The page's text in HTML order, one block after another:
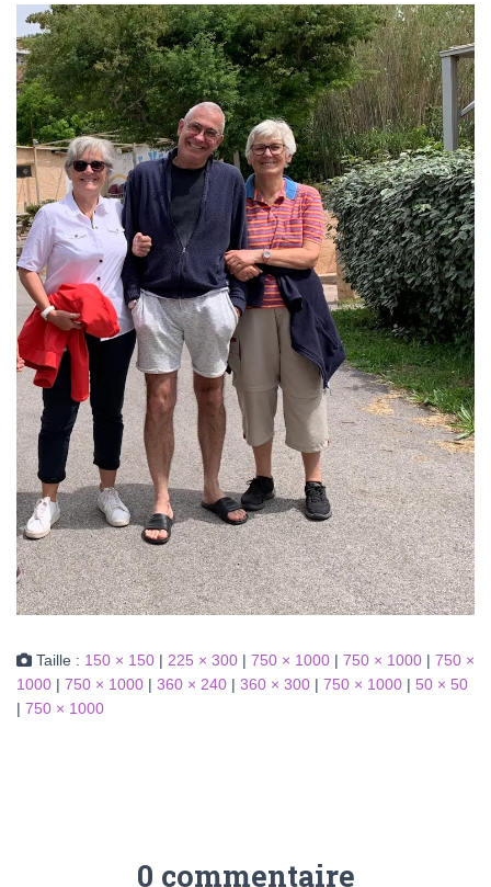
Taille : 150 × 150 | 225 × 300 | 750 × 1000 | 750 × 1000 | 750 ×
1000 | 750 × 1000 | 360 × 240 | 360 × 300 | 750 × 1000 | 50 × 50
| 750 × 1000
0 commentaire